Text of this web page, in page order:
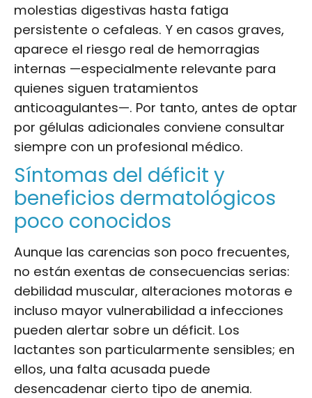
molestias digestivas hasta fatiga
persistente o cefaleas. Y en casos graves,
aparece el riesgo real de hemorragias
internas —especialmente relevante para
quienes siguen tratamientos
anticoagulantes—. Por tanto, antes de optar
por gélulas adicionales conviene consultar
siempre con un profesional médico.
Síntomas del déficit y
beneficios dermatológicos
poco conocidos
Aunque las carencias son poco frecuentes,
no están exentas de consecuencias serias:
debilidad muscular, alteraciones motoras e
incluso mayor vulnerabilidad a infecciones
pueden alertar sobre un déficit. Los
lactantes son particularmente sensibles; en
ellos, una falta acusada puede
desencadenar cierto tipo de anemia.